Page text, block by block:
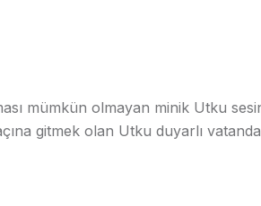
mümkün olmayan minik Utku
gitmek olan Utku duyarlı